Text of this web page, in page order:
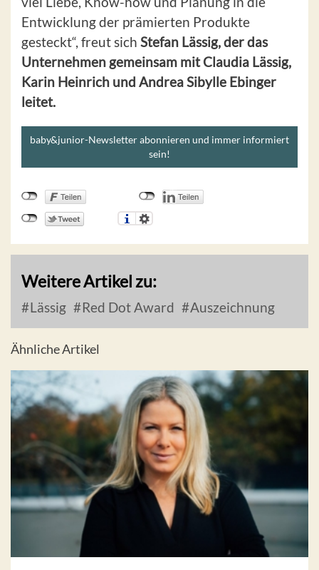
Entwicklung der prämierten Produkte
gesteckt“, freut sich Stefan Lässig, der das
Unternehmen gemeinsam mit Claudia Lässig,
Karin Heinrich und Andrea Sibylle Ebinger
leitet.
baby&junior-Newsletter abonnieren und immer informiert
sein!
Weitere Artikel zu:
Lässig Red Dot Award Auszeichnung
Ähnliche Artikel